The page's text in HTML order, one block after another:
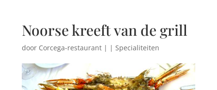
Noorse kreeft van de grill
door Corcega-restaurant| | Specialiteiten